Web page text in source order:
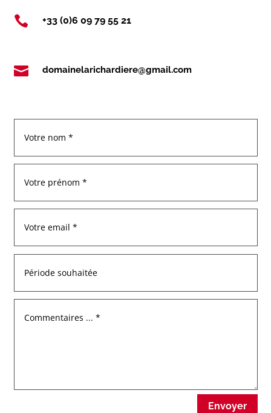
 +33 (0)6 09 79 55 21
 domainelarichardiere@gmail.com
Envoyer